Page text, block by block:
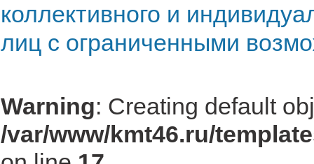
коллективного и
лиц с ограниченными
Warning: Creating default
/var/www/kmt46.ru/